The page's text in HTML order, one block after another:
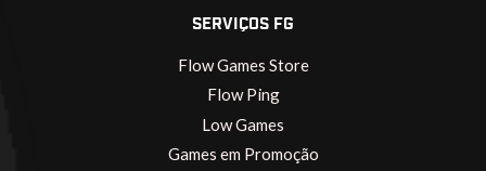
SERVIÇOS FG
Flow Games Store
Flow Ping
Low Games
Games em Promoção